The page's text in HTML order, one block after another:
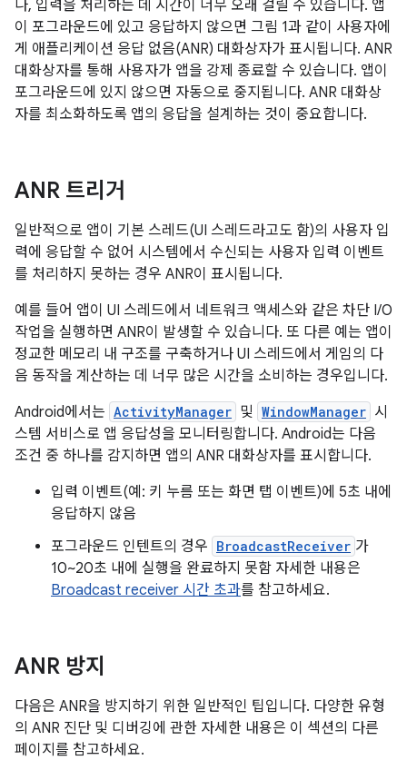
나, 입력을 처리하는 데 시간이 너무 오래 걸릴 수 있습니다. 앱
이 포그라운드에 있고 응답하지 않으면 그림 1과 같이 사용자에
게 애플리케이션 응답 없음(ANR) 대화상자가 표시됩니다. ANR
대화상자를 통해 사용자가 앱을 강제 종료할 수 있습니다. 앱이
포그라운드에 있지 않으면 자동으로 중지됩니다. ANR 대화상
자를 최소화하도록 앱의 응답을 설계하는 것이 중요합니다.
ANR 트리거
일반적으로 앱이 기본 스레드(UI 스레드라고도 함)의 사용자 입
력에 응답할 수 없어 시스템에서 수신되는 사용자 입력 이벤트
를 처리하지 못하는 경우 ANR이 표시됩니다.
예를 들어 앱이 UI 스레드에서 네트워크 액세스와 같은 차단 I/O
작업을 실행하면 ANR이 발생할 수 있습니다. 또 다른 예는 앱이
정교한 메모리 내 구조를 구축하거나 UI 스레드에서 게임의 다
음 동작을 계산하는 데 너무 많은 시간을 소비하는 경우입니다.
Android에서는 ActivityManager 및 WindowManager 시
스템 서비스로 앱 응답성을 모니터링합니다. Android는 다음
조건 중 하나를 감지하면 앱의 ANR 대화상자를 표시합니다.
입력 이벤트(예: 키 누름 또는 화면 탭 이벤트)에 5초 내에
응답하지 않음
포그라운드 인텐트의 경우 BroadcastReceiver 가
10~20초 내에 실행을 완료하지 못함 자세한 내용은
Broadcast receiver 시간 초과를 참고하세요.
ANR 방지
다음은 ANR을 방지하기 위한 일반적인 팁입니다. 다양한 유형
의 ANR 진단 및 디버깅에 관한 자세한 내용은 이 섹션의 다른
페이지를 참고하세요.